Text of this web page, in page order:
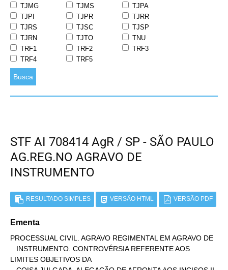
TJMG
TJMS
TJPA
TJPI
TJPR
TJRR
TJRS
TJSC
TJSP
TJRN
TJTO
TNU
TRF1
TRF2
TRF3
TRF4
TRF5
Busca
STF AI 708414 AgR / SP - SÃO PAULO
AG.REG.NO AGRAVO DE
INSTRUMENTO
RESULTADO SIMPLES VERSÃO HTML VERSÃO PDF
Ementa
PROCESSUAL CIVIL. AGRAVO REGIMENTAL EM AGRAVO DE
LIMITES OBJETIVOS DA